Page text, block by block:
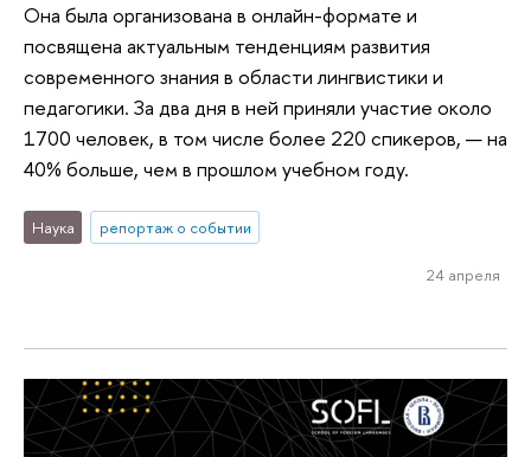
Она была организована в онлайн-формате и
посвящена актуальным тенденциям развития
современного знания в области лингвистики и
педагогики. За два дня в ней приняли участие около
1700 человек, в том числе более 220 спикеров, — на
40% больше, чем в прошлом учебном году.
Наука репортаж о событии
24 апреля